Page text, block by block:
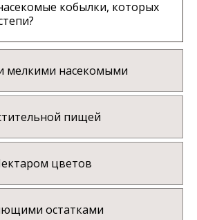
кобылки, которых
мелкими насекомыми
пищей
цветов
остатками